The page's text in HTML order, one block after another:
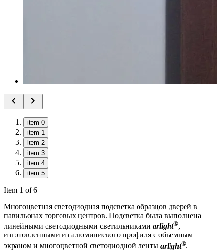
item 0
item 1
item 2
item 3
item 4
item 5
Item 1 of 6
Многоцветная светодиодная подсветка образцов дверей в
павильонах торговых центров. Подсветка была выполнена
линейными светодиодными светильниками arlight®,
изготовленными из алюминиевого профиля с объемным
экраном и многоцветной светодиодной ленты arlight®.